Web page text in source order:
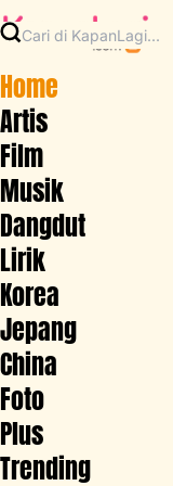
Home
Artis
Film
Musik
Dangdut
Lirik
Korea
Jepang
China
Foto
Plus
Trending